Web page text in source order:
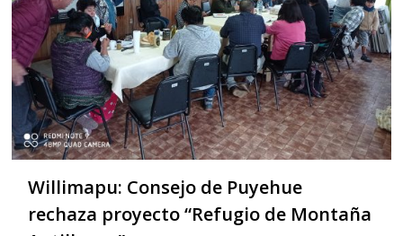
Willimapu: Consejo de Puyehue
rechaza proyecto “Refugio de Montaña